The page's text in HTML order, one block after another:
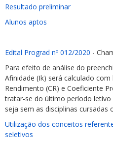
Resultado preliminar
Alunos aptos
Edital Prograd nº 012/2020 -
Para efeito de análise do
Afinidade (Ik) será calculado
Rendimento (CR) e Coeficiente
tratar-se do último período
seja sem as disciplinas cursadas
Utilização dos conceitos
seletivos